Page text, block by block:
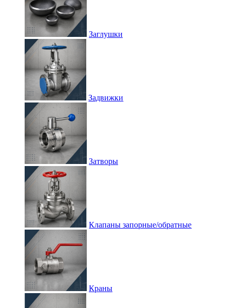
Заглушки
Задвижки
Затворы
Клапаны запорные/обратные
Краны